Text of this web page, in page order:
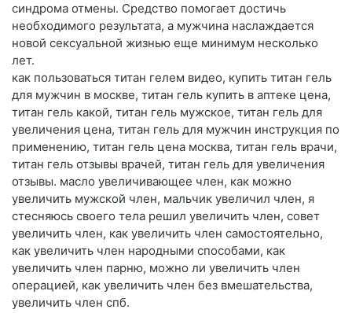
синдрома отмены. Средство помогает достичь
необходимого результата, а мужчина наслаждается
новой сексуальной жизнью еще минимум несколько
лет.
как пользоваться титан гелем видео, купить титан гель
для мужчин в москве, титан гель купить в аптеке цена,
титан гель какой, титан гель мужское, титан гель для
увеличения цена, титан гель для мужчин инструкция по
применению, титан гель цена москва, титан гель врачи,
титан гель отзывы врачей, титан гель для увеличения
отзывы. масло увеличивающее член, как можно
увеличить мужской член, мальчик увеличил член, я
стесняюсь своего тела решил увеличить член, совет
увеличить член, как увеличить член самостоятельно,
как увеличить член народными способами, как
увеличить член парню, можно ли увеличить член
операцией, как увеличить член без вмешательства,
увеличить член спб.